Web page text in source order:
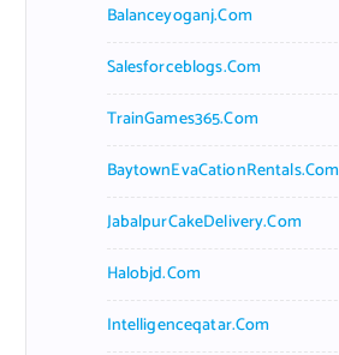
Balanceyoganj.com
Salesforceblogs.com
TrainGames365.com
BaytownEvaCationRentals.com
JabalpurCakeDelivery.com
Halobjd.com
Intelligenceqatar.com